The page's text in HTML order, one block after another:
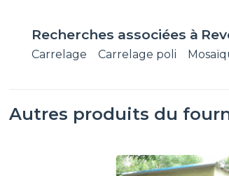
Recherches associées à
Carrelage Carrelage poli
Autres produits du